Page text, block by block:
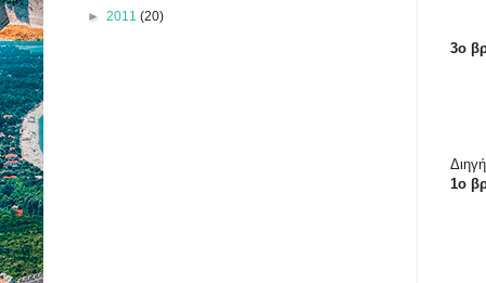
3ο
1ο
► 2011 (20)